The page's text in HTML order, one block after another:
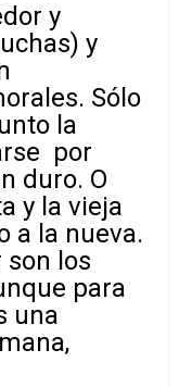
y
y
Sólo
la
por
duro. O
y la vieja
a la nueva.
son los
para
una